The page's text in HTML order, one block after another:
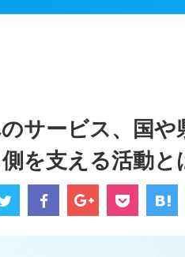
サービス、国や
を支える活動と